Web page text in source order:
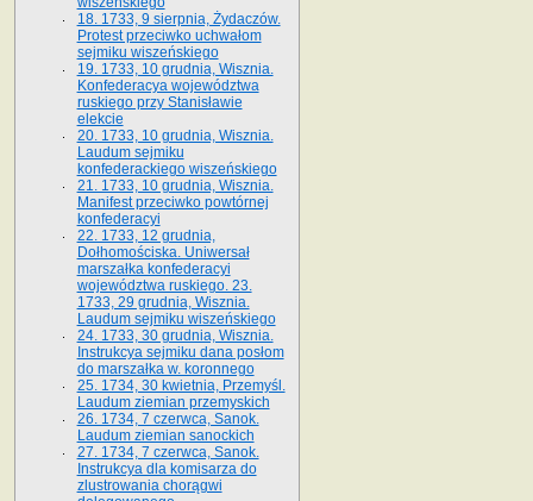
18. 1733, 9 sierpnia, Żydaczów.
Protest przeciwko uchwałom
sejmiku wiszeńskiego
19. 1733, 10 grudnia, Wisznia.
Konfederacya województwa
ruskiego przy Stanisławie
elekcie
20. 1733, 10 grudnia, Wisznia.
Laudum sejmiku
konfederackiego wiszeńskiego
21. 1733, 10 grudnia, Wisznia.
Manifest przeciwko powtórnej
konfederacyi
22. 1733, 12 grudnia,
Dołhomościska. Uniwersał
marszałka konfederacyi
województwa ruskiego. 23.
1733, 29 grudnia, Wisznia.
Laudum sejmiku wiszeńskiego
24. 1733, 30 grudnia, Wisznia.
Instrukcya sejmiku dana posłom
do marszałka w. koronnego
25. 1734, 30 kwietnia, Przemyśl.
Laudum ziemian przemyskich
26. 1734, 7 czerwca, Sanok.
Laudum ziemian sanockich
27. 1734, 7 czerwca, Sanok.
Instrukcya dla komisarza do
zlustrowania chorągwi